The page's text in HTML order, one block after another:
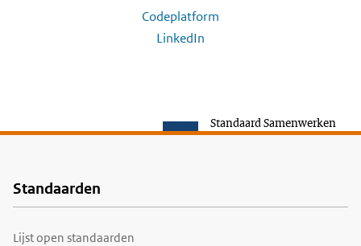
Codeplatform
LinkedIn
Standaard Samenwerken
Voet
Standaarden
Lijst open standaarden